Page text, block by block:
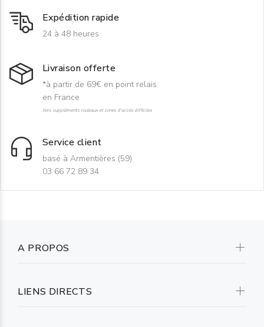
Expédition rapide
24 à 48 heures
Livraison offerte
*à partir de 69€ en point relais
en France
hors suppléments rouleaux et zones d'accès difficiles
Service client
basé à Armentières (59)
03 66 72 89 34
A PROPOS
LIENS DIRECTS